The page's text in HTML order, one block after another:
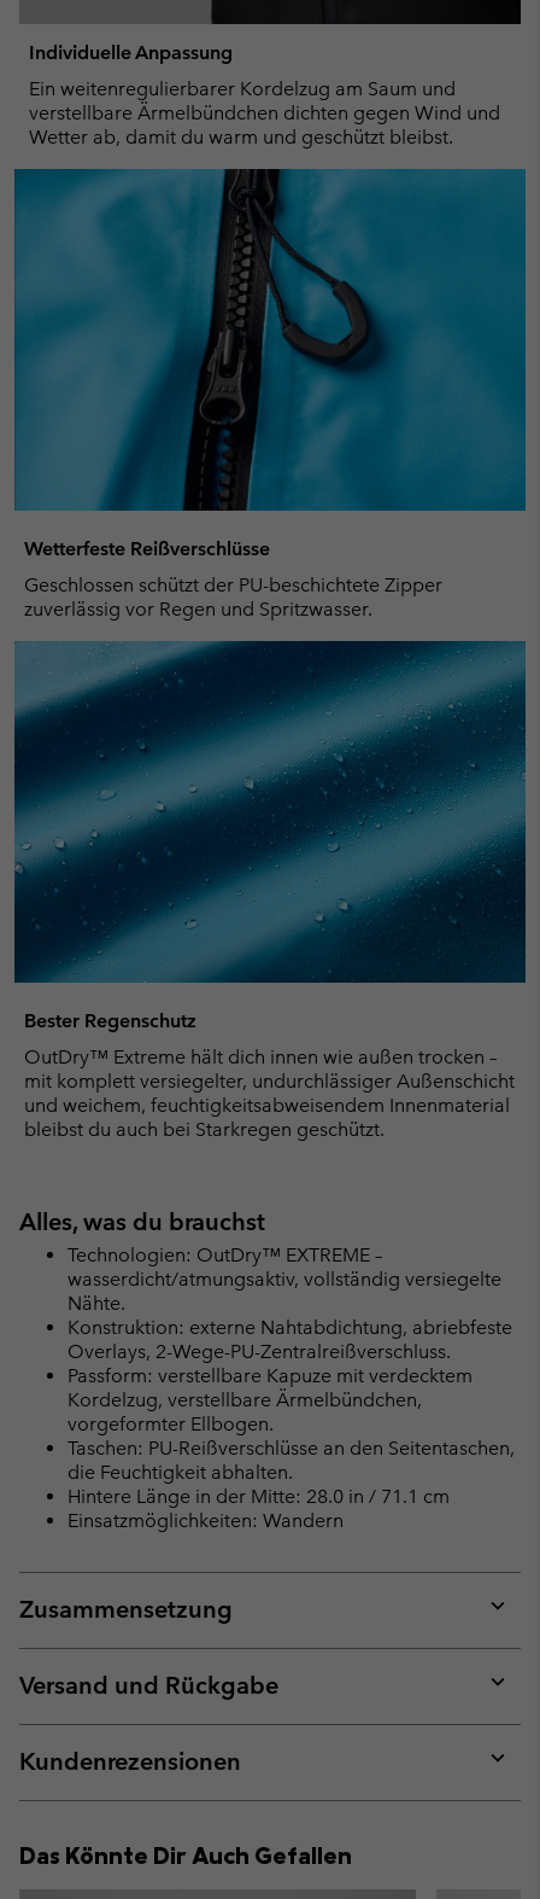
Individuelle Anpassung
Ein weitenregulierbarer Kordelzug am Saum und
verstellbare Ärmelbündchen dichten gegen Wind und
Wetter ab, damit du warm und geschützt bleibst.
Wetterfeste Reißverschlüsse
Geschlossen schützt der PU-beschichtete Zipper
zuverlässig vor Regen und Spritzwasser.
Bester Regenschutz
OutDry™ Extreme hält dich innen wie außen trocken –
mit komplett versiegelter, undurchlässiger Außenschicht
und weichem, feuchtigkeitsabweisendem Innenmaterial
bleibst du auch bei Starkregen geschützt.
Alles, was du brauchst
Technologien: OutDry™ EXTREME –
wasserdicht/atmungsaktiv, vollständig versiegelte
Nähte.
Konstruktion: externe Nahtabdichtung, abriebfeste
Overlays, 2-Wege-PU-Zentralreißverschluss.
Passform: verstellbare Kapuze mit verdecktem
Kordelzug, verstellbare Ärmelbündchen,
vorgeformter Ellbogen.
Taschen: PU-Reißverschlüsse an den Seitentaschen,
die Feuchtigkeit abhalten.
Hintere Länge in der Mitte: 28.0 in / 71.1 cm
Einsatzmöglichkeiten: Wandern
Zusammensetzung
or
Versand und Rückgabe
or
Kundenrezensionen
or
Das Könnte Dir Auch Gefallen